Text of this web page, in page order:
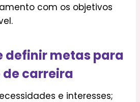
com os objetivos
definir metas para
de carreira
e interesses;